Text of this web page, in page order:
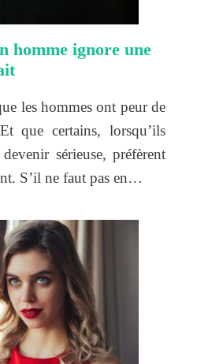
homme ignore une
les hommes ont peur de
que certains, lorsqu’ils
sérieuse, préfèrent
S’il ne faut pas en…